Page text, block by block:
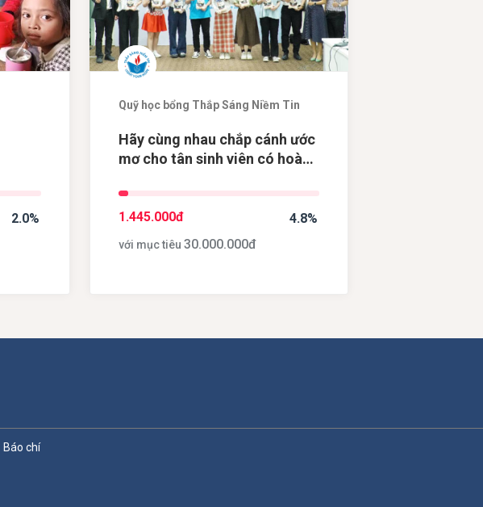
2.0%
Quỹ học bổng Thắp Sáng Niềm Tin
Hãy cùng nhau chắp cánh ước
mơ cho tân sinh viên có hoàn
4.8%
1.445.000đ
với mục tiêu30.000.000đ
Báo chí